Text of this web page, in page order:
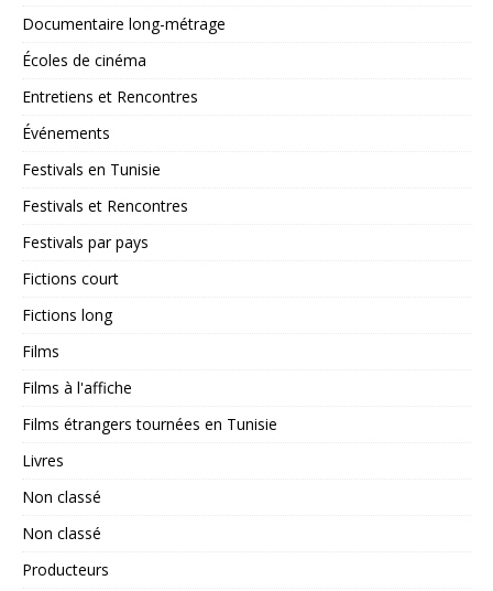
Documentaire long-métrage
Écoles de cinéma
Entretiens et Rencontres
Événements
Festivals en Tunisie
Festivals et Rencontres
Festivals par pays
Fictions court
Fictions long
Films
Films à l'affiche
Films étrangers tournées en Tunisie
Livres
Non classé
Non classé
Producteurs